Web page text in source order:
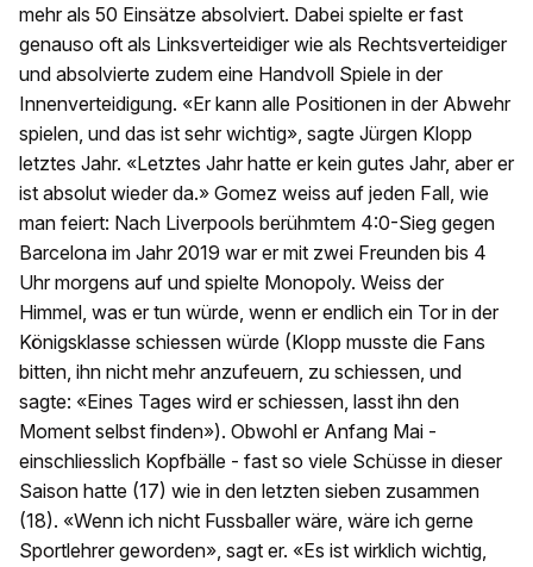
mehr als 50 Einsätze absolviert. Dabei spielte er fast
genauso oft als Linksverteidiger wie als Rechtsverteidiger
und absolvierte zudem eine Handvoll Spiele in der
Innenverteidigung. «Er kann alle Positionen in der Abwehr
spielen, und das ist sehr wichtig», sagte Jürgen Klopp
letztes Jahr. «Letztes Jahr hatte er kein gutes Jahr, aber er
ist absolut wieder da.» Gomez weiss auf jeden Fall, wie
man feiert: Nach Liverpools berühmtem 4:0-Sieg gegen
Barcelona im Jahr 2019 war er mit zwei Freunden bis 4
Uhr morgens auf und spielte Monopoly. Weiss der
Himmel, was er tun würde, wenn er endlich ein Tor in der
Königsklasse schiessen würde (Klopp musste die Fans
bitten, ihn nicht mehr anzufeuern, zu schiessen, und
sagte: «Eines Tages wird er schiessen, lasst ihn den
Moment selbst finden»). Obwohl er Anfang Mai -
einschliesslich Kopfbälle - fast so viele Schüsse in dieser
Saison hatte (17) wie in den letzten sieben zusammen
(18). «Wenn ich nicht Fussballer wäre, wäre ich gerne
Sportlehrer geworden», sagt er. «Es ist wirklich wichtig,